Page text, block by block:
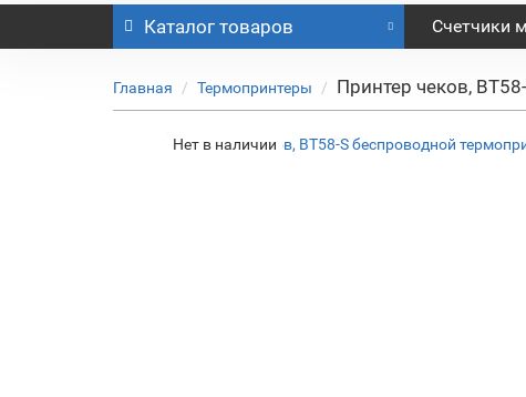
Каталог товаров Счетчики
Главная Термопринтеры Принтер чеков,
Нет в наличии